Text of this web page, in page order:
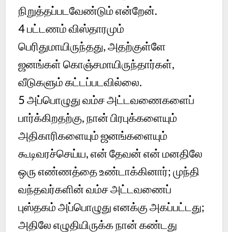
நிறுத்தப்படவேண்டும் என்றேன்.
4 பட்டணம் விஸ்தாரமும்
பெரிதுமாயிருந்தது, அதற்குள்ளே
ஜனங்கள் கொஞ்சமாயிருந்தார்கள்,
வீடுகளும் கட்டப்படவில்லை.
5 அப்பொழுது வம்ச அட்டவணைகளைப்
பார்க்கிறதற்கு, நான் பிரபுக்களையும்
அதிகாரிகளையும் ஜனங்களையும்
கூடிவரச்செய்ய, என் தேவன் என் மனதிலே
ஒரு எண்ணத்தை உண்டாக்கினார்; முந்தி
வந்தவர்களின் வம்ச அட்டவணைப்
புஸ்தகம் அப்பொழுது எனக்கு அகப்பட்டது;
அதிலே எழுதியிருக்க நான் கண்டது